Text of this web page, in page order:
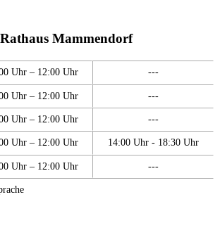
Mammendorf
Uhr – 12:00 Uhr ---
Uhr – 12:00 Uhr ---
Uhr – 12:00 Uhr ---
Uhr – 12:00 Uhr 14:00 Uhr - 18:30 Uhr
Uhr – 12:00 Uhr ---